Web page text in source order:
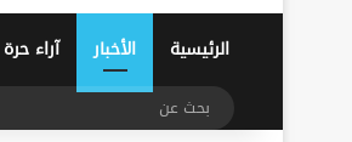
الرئيسية الأخبار آراء حرة